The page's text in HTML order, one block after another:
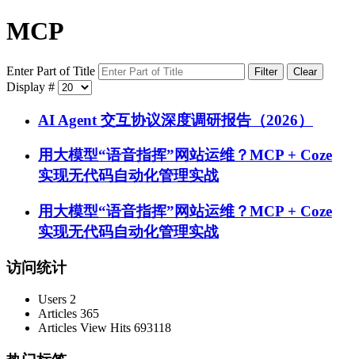
MCP
Enter Part of Title Filter Clear
Display #
AI Agent 交互协议深度调研报告（2026）
用大模型“语音指挥”网站运维？MCP + Coze
实现无代码自动化管理实战
用大模型“语音指挥”网站运维？MCP + Coze
实现无代码自动化管理实战
访问统计
Users 2
Articles 365
Articles View Hits 693118